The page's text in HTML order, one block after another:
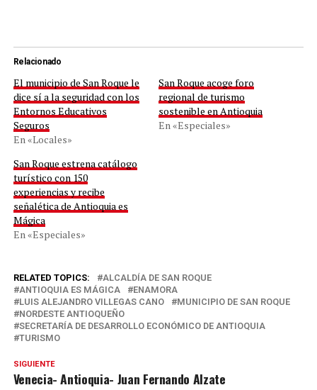
Relacionado
El municipio de San Roque le
dice sí a la seguridad con los
Entornos Educativos
Seguros
En «Locales»
San Roque acoge foro
regional de turismo
sostenible en Antioquia
En «Especiales»
San Roque estrena catálogo
turístico con 150
experiencias y recibe
señalética de Antioquia es
Mágica
En «Especiales»
RELATED TOPICS:
ALCALDÍA DE SAN ROQUE
ANTIOQUIA ES MÁGICA
ENAMORA
LUIS ALEJANDRO VILLEGAS CANO
MUNICIPIO DE SAN ROQUE
NORDESTE ANTIOQUEÑO
SECRETARÍA DE DESARROLLO ECONÓMICO DE ANTIOQUIA
TURISMO
SIGUIENTE
Venecia- Antioquia- Juan Fernando Alzate